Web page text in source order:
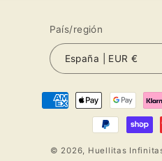
País/región
España | EUR €
Formas
© 2026, Huellitas